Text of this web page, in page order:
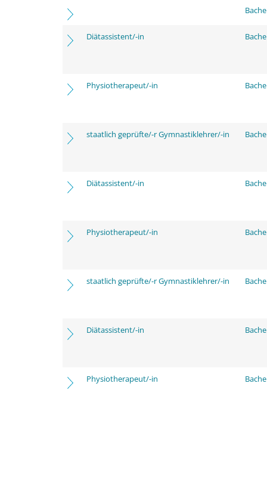
Diätassistent/-in
Physiotherapeut/-in
staatlich geprüfte/-r Gymnastiklehrer/-in
Diätassistent/-in
Physiotherapeut/-in
staatlich geprüfte/-r Gymnastiklehrer/-in
Diätassistent/-in
Physiotherapeut/-in